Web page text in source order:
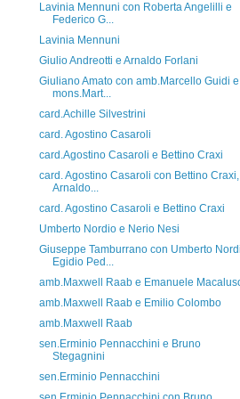
Lavinia Mennuni con Roberta Angelilli e
Federico G...
Lavinia Mennuni
Giulio Andreotti e Arnaldo Forlani
Giuliano Amato con amb.Marcello Guidi e
mons.Mart...
card.Achille Silvestrini
card. Agostino Casaroli
card.Agostino Casaroli e Bettino Craxi
card. Agostino Casaroli con Bettino Craxi,
Arnaldo...
card. Agostino Casaroli e Bettino Craxi
Umberto Nordio e Nerio Nesi
Giuseppe Tamburrano con Umberto
Egidio Ped...
amb.Maxwell Raab e Emanuele
amb.Maxwell Raab e Emilio Colombo
amb.Maxwell Raab
sen.Erminio Pennacchini e Bruno
Stegagnini
sen.Erminio Pennacchini